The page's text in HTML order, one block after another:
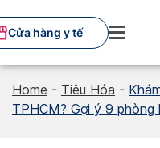
to
content
Cửa hàng y tế
Home - Tiêu Hóa -
TPHCM? Gợi ý 9